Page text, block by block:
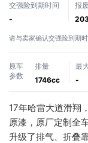
交强险到期时间
-
报
请与卖家确认交强险到期
原车
参数
排量
1746cc
最
-
17年哈雷大道滑翔
原漆，原厂定制全
升级了排气、折叠